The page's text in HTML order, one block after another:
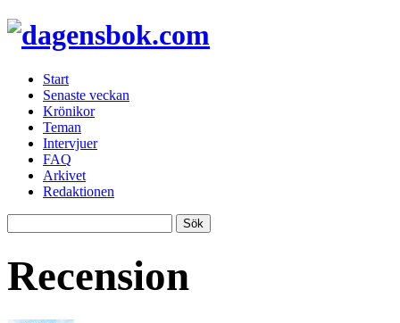
Start
Senaste veckan
Krönikor
Teman
Intervjuer
FAQ
Arkivet
Redaktionen
Recension